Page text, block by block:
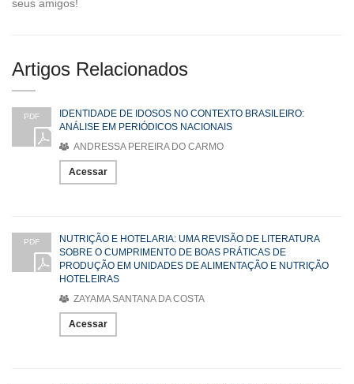
seus amigos!
Artigos Relacionados
PDF
IDENTIDADE DE IDOSOS NO CONTEXTO BRASILEIRO:
ANÁLISE EM PERIÓDICOS NACIONAIS
ANDRESSA PEREIRA DO CARMO
Acessar
PDF
NUTRIÇÃO E HOTELARIA: UMA REVISÃO DE LITERATURA
SOBRE O CUMPRIMENTO DE BOAS PRÁTICAS DE
PRODUÇÃO EM UNIDADES DE ALIMENTAÇÃO E NUTRIÇÃO
HOTELEIRAS
ZAYAMA SANTANA DA COSTA
Acessar